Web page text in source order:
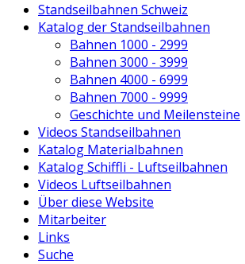
Standseilbahnen Schweiz
Katalog der Standseilbahnen
Bahnen 1000 - 2999
Bahnen 3000 - 3999
Bahnen 4000 - 6999
Bahnen 7000 - 9999
Geschichte und Meilensteine
Videos Standseilbahnen
Katalog Materialbahnen
Katalog Schiffli - Luftseilbahnen
Videos Luftseilbahnen
Über diese Website
Mitarbeiter
Links
Suche